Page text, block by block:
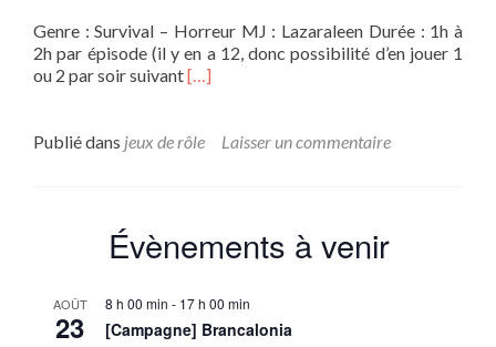
Genre : Survival – Horreur MJ : Lazaraleen Durée : 1h à
2h par épisode (il y en a 12, donc possibilité d’en jouer 1
ou 2 par soir suivantEn
sur[Campagne]
[…]
Publié dans jeux de rôle Laisser un commentaire
Évènements à venir
AOÛT
23
8 h 00 min - 17 h 00 min
[Campagne] Brancalonia